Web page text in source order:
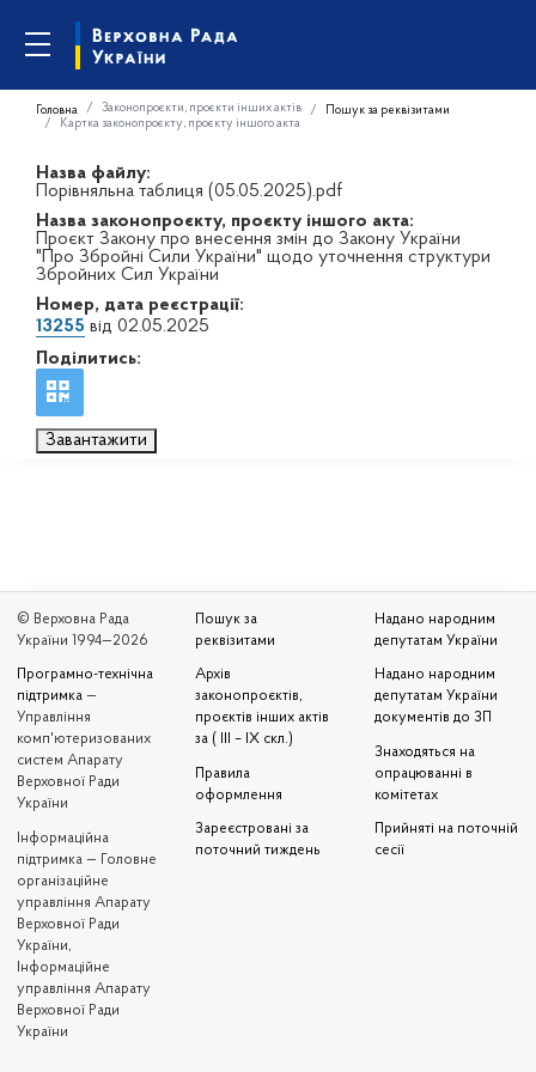
Головна Законопроєкти, проєкти інших актів
Пошук за реквізитами
Картка законопроєкту, проєкту іншого акта
Назва файлу:
Порівняльна таблиця (05.05.2025).pdf
Назва законопроєкту, проєкту іншого акта:
Проєкт Закону про внесення змін до Закону України
"Про Збройні Сили України" щодо уточнення структури
Збройних Сил України
Номер, дата реєстрації:
13255 від 02.05.2025
Поділитись:
Завантажити
© Верховна Рада
України 1994—2026
Програмно-технічна
підтримка —
Управління
комп'ютеризованих
систем Апарату
Верховної Ради
України
Iнформаційна
підтримка — Головне
організаційне
управління Апарату
Верховної Ради
України,
Інформаційне
управління Апарату
Верховної Ради
України
Пошук за
реквізитами
Архів
законопроєктів,
проєктів інших актів
за ( III – IX скл.)
Правила
оформлення
Зареєстровані за
поточний тиждень
Надано народним
депутатам України
Надано народним
депутатам України
документів до ЗП
Знаходяться на
опрацюванні в
комітетах
Прийняті на поточній
сесії